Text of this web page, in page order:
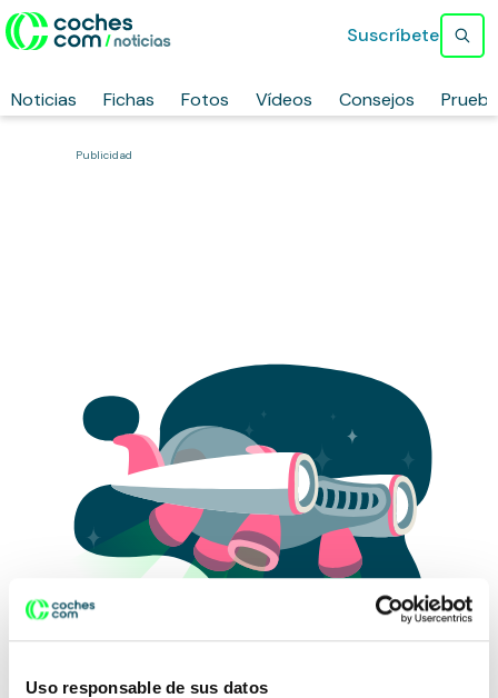
Uso responsable de sus datos
Noticias Fichas Fotos Vídeos Consejos
Suscríbete
Publicidad